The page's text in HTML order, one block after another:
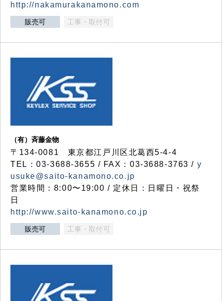
http://nakamurakanamono.com
販売可 工事・取付可
（有）斉藤金物
〒134-0081 東京都江戸川区北葛西5-4-4
TEL：03-3688-3655 / FAX：03-3688-3763 / y
usuke@saito-kanamono.co.jp
営業時間：8:00〜19:00 / 定休日：日曜日・祝祭
日
http://www.saito-kanamono.co.jp
販売可 工事・取付可